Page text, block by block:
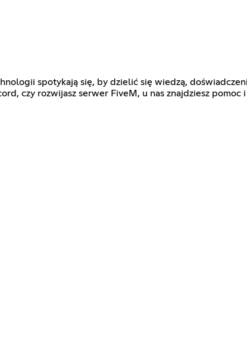
spotykają się, by dzielić się wiedzą,
czy rozwijasz serwer FiveM, u nas znajdziesz pomoc